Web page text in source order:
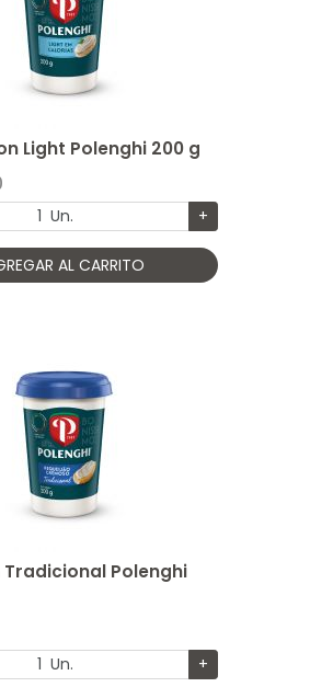
Light Polenghi 200 g
Un. +
AL CARRITO
Tradicional Polenghi
Un. +